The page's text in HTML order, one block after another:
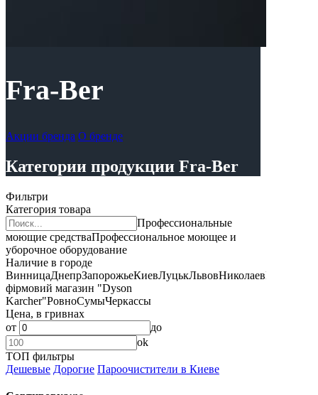
Fra-Ber
Акции бренда О бренде
Категории продукции Fra-Ber
Фильтри
Категория товара
Профессиональные
моющие средстваПрофессиональное моющее и
уборочное оборудование
Наличие в городе
ВинницаДнепрЗапорожьеКиевЛуцькЛьвовНиколаевПолтава,
фірмовий магазин "Dyson
Karcher"РовноСумыЧеркассы
Цена, в гривнах
от
до
ok
ТОП фильтры
Дешевые Дорогие Пароочистители в Киеве